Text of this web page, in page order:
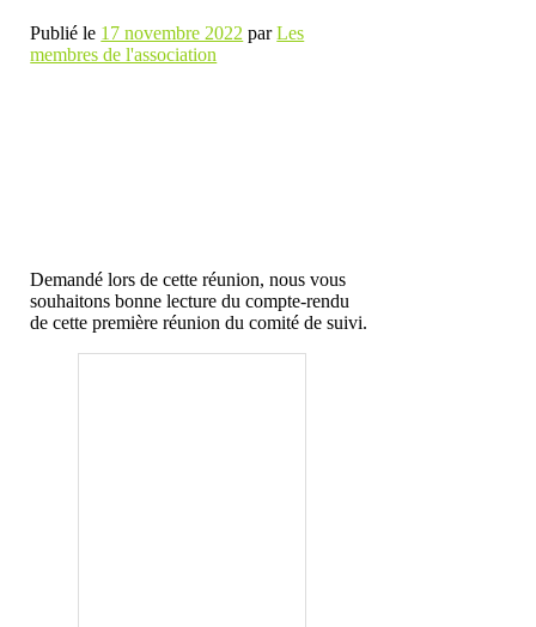
Publié le 17 novembre 2022 parLes
membres de l'association
Demandé lors de cette réunion, nous vous
souhaitons bonne lecture du compte-rendu
de cette première réunion du comité de suivi.